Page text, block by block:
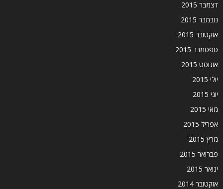
דצמבר 2015
נובמבר 2015
אוקטובר 2015
ספטמבר 2015
אוגוסט 2015
יולי 2015
יוני 2015
מאי 2015
אפריל 2015
מרץ 2015
פברואר 2015
ינואר 2015
אוקטובר 2014